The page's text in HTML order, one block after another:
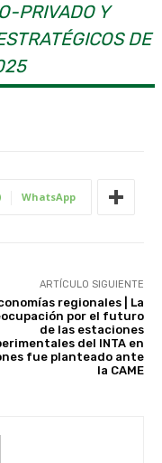
PRIVADO Y
DE
WhatsApp
ARTÍCULO SIGUIENTE
regionales | La
por el futuro
de las estaciones
del INTA en
fue planteado ante
la CAME